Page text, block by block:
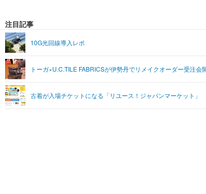
音楽
ライフ
ペット
その他
リリース一覧
プッシュ通知の停止方法
注目記事
10G光回線導入レポ
トーガ×U.C.TILE FABRICSが伊勢丹でリメイクオーダー受注会
古着が入場チケットになる「リユース！ジャパンマーケット